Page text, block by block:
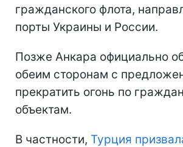
гражданского флота,
порты Украины и России.
Позже Анкара официально
обеим сторонам с
прекратить огонь по
объектам.
В частности, Турция